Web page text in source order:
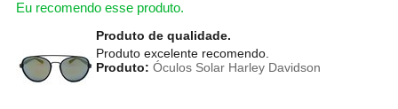
Eu recomendo esse produto.
Produto de qualidade.
Produto excelente recomendo.
Produto: Óculos Solar Harley Davidson